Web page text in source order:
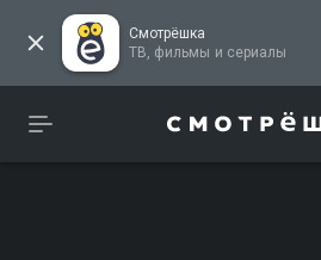
Смотрёшка
ТВ, фильмы и сериалы